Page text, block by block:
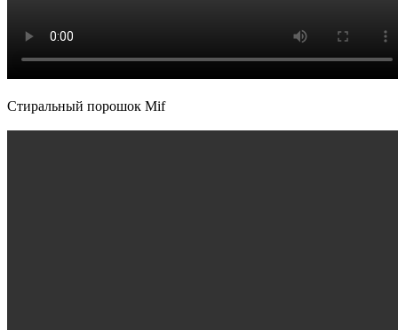
Стиральный порошок Mif